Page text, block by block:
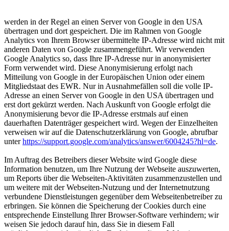
werden in der Regel an einen Server von Google in den USA
übertragen und dort gespeichert. Die im Rahmen von Google
Analytics von Ihrem Browser übermittelte IP-Adresse wird nicht mit
anderen Daten von Google zusammengeführt. Wir verwenden
Google Analytics so, dass Ihre IP-Adresse nur in anonymisierter
Form verwendet wird. Diese Anonymisierung erfolgt nach
Mitteilung von Google in der Europäischen Union oder einem
Mitgliedstaat des EWR. Nur in Ausnahmefällen soll die volle IP-
Adresse an einen Server von Google in den USA übertragen und
erst dort gekürzt werden. Nach Auskunft von Google erfolgt die
Anonymisierung bevor die IP-Adresse erstmals auf einen
dauerhaften Datenträger gespeichert wird. Wegen der Einzelheiten
verweisen wir auf die Datenschutzerklärung von Google, abrufbar
unterhttps://support.google.com/analytics/answer/6004245?hl=de.
Im Auftrag des Betreibers dieser Website wird Google diese
Information benutzen, um Ihre Nutzung der Webseite auszuwerten,
um Reports über die Webseiten-Aktivitäten zusammenzustellen und
um weitere mit der Webseiten-Nutzung und der Internetnutzung
verbundene Dienstleistungen gegenüber dem Webseitenbetreiber zu
erbringen. Sie können die Speicherung der Cookies durch eine
entsprechende Einstellung Ihrer Browser-Software verhindern; wir
weisen Sie jedoch darauf hin, dass Sie in diesem Fall